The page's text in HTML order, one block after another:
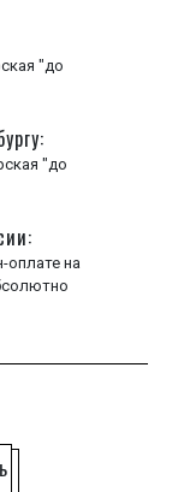
"до
"до
оплате на